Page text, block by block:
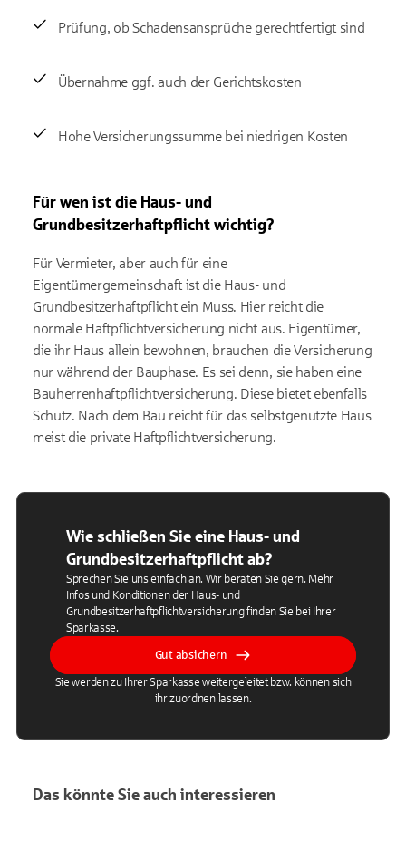
Prüfung, ob Schadensansprüche gerechtfertigt sind
Übernahme ggf. auch der Gerichtskosten
Hohe Versicherungssumme bei niedrigen Kosten
Für wen ist die Haus- und
Grundbesitzerhaftpflicht wichtig?
Für Vermieter, aber auch für eine
Eigentümergemeinschaft ist die Haus- und
Grundbesitzerhaftpflicht ein Muss. Hier reicht die
normale Haftpflichtversicherung nicht aus. Eigentümer,
die ihr Haus allein bewohnen, brauchen die Versicherung
nur während der Bauphase. Es sei denn, sie haben eine
Bauherrenhaftpflichtversicherung. Diese bietet ebenfalls
Schutz. Nach dem Bau reicht für das selbstgenutzte Haus
meist die private Haftpflichtversicherung.
Wie schließen Sie eine Haus- und
Grundbesitzerhaftpflicht ab?
Sprechen Sie uns einfach an. Wir beraten Sie gern. Mehr
Infos und Konditionen der Haus- und
Grundbesitzerhaftpflichtversicherung finden Sie bei Ihrer
Sparkasse.
Gut absichern
Sie werden zu Ihrer Sparkasse weitergeleitet bzw. können sich
ihr zuordnen lassen.
Das könnte Sie auch interessieren